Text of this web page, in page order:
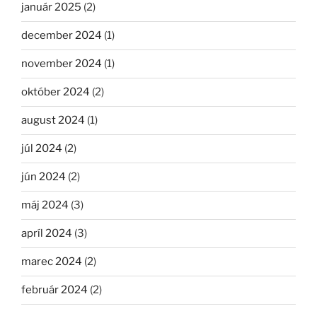
január 2025 (2)
december 2024 (1)
november 2024 (1)
október 2024 (2)
august 2024 (1)
júl 2024 (2)
jún 2024 (2)
máj 2024 (3)
apríl 2024 (3)
marec 2024 (2)
február 2024 (2)